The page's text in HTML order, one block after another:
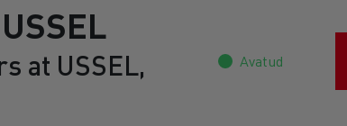
Master & Master Red Edition
at USSEL,
Avatud